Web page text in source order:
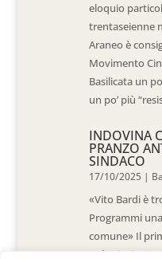
eloquio
trentaseienne
Araneo è
Movimento
Basilicata un
un po’ più
INDOVINA
PRANZO
SINDACO
17/10/2025 |
«Vito Bardi è
Programmi
comune» Il
«L’ho invitato